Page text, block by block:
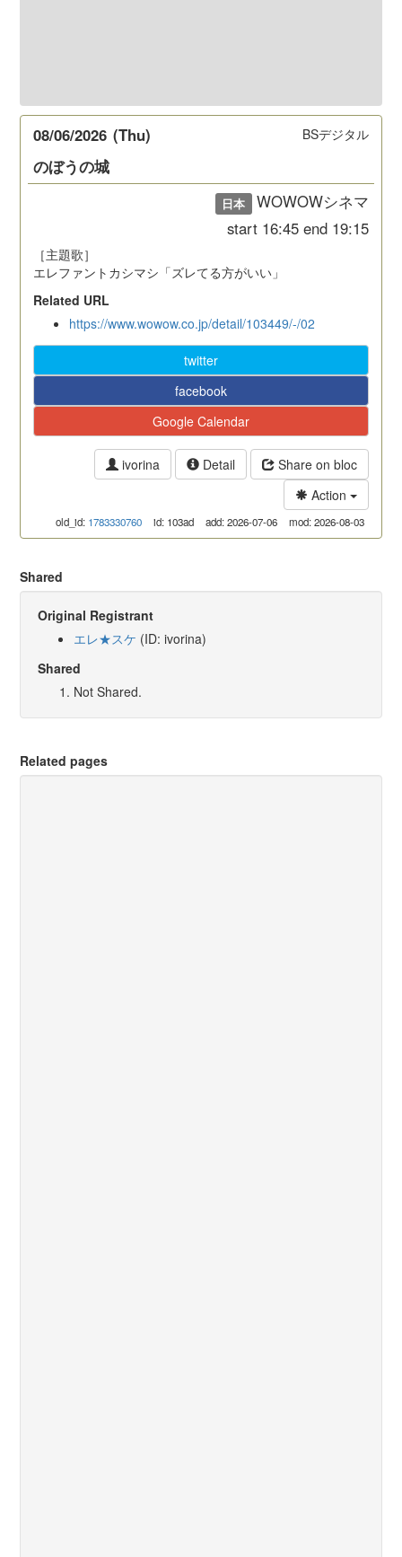
BSデジタル
08/06/2026 (Thu)
のぼうの城
日本
WOWOWシネマ
start 16:45 end 19:15
［主題歌］
エレファントカシマシ「ズレてる方がいい」
Related URL
https://www.wowow.co.jp/detail/103449/-/02
twitter
facebook
Google Calendar
ivorina Detail
Share on bloc
Action
old_id: 1783330760 id: 103ad add: 2026-07-06 mod: 2026-08-03
Shared
Original Registrant
エレ★スケ (ID: ivorina)
Shared
Not Shared.
Related pages